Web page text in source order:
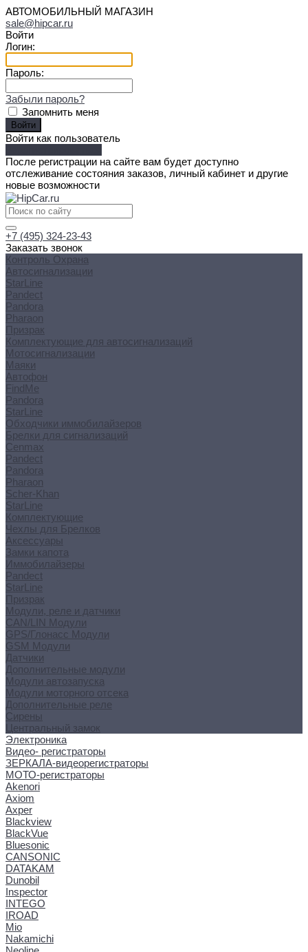
АВТОМОБИЛЬНЫЙ МАГАЗИН
sale@hipcar.ru
Войти
Логин:
Пароль:
Забыли пароль?
Запомнить меня
Войти как пользователь
После регистрации на сайте вам будет доступно
отслеживание состояния заказов, личный кабинет и другие
новые возможности
+7 (495) 324-23-43
Заказать звонок
Контроль Охрана
Автосигнализации
StarLine
Pandect
Pandora
Pharaon
Призрак
Комплектующие для автосигнализаций
Мотосигнализации
Маяки
Автофон
FindMe
Pandora
StarLine
Обходчики иммобилайзеров
Брелки для сигнализаций
Cenmax
Pandect
Pandora
Pharaon
Scher-Khan
StarLine
Комплектующие
Чехлы для Брелков
Аксессуары
Замки капота
Иммобилайзеры
Pandect
StarLine
Призрак
Модули, реле и датчики
CAN/LIN Модули
GPS/Глонасс Модули
GSM Модули
Датчики
Дополнительные модули
Модули автозапуска
Модули моторного отсека
Дополнительные реле
Сирены
Центральный замок
Электроника
Видео- регистраторы
ЗЕРКАЛА-видеорегистраторы
МОТО-регистраторы
Akenori
Axiom
Axper
Blackview
BlackVue
Bluesonic
CANSONIC
DATAKAM
Dunobil
Inspector
INTEGO
IROAD
Mio
Nakamichi